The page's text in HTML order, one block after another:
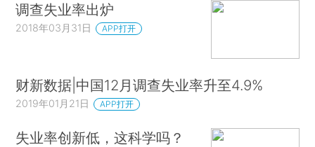
调查失业率出炉
2018年03月31日 APP打开
财新数据|中国12月调查失业率升至4.9%
2019年01月21日 APP打开
失业率创新低，这科学吗？